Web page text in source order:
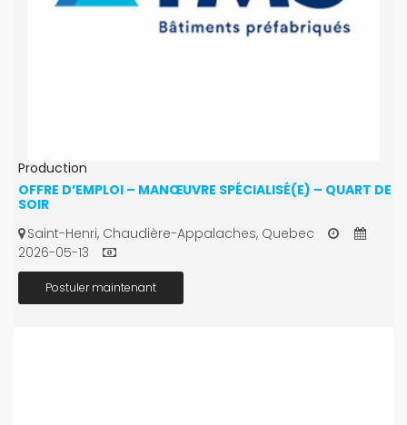
Production
OFFRE D’EMPLOI – MANŒUVRE SPÉCIALISÉ(E) – QUART DE
SOIR
Saint-Henri, Chaudière-Appalaches, Quebec
2026-05-13
Postuler maintenant